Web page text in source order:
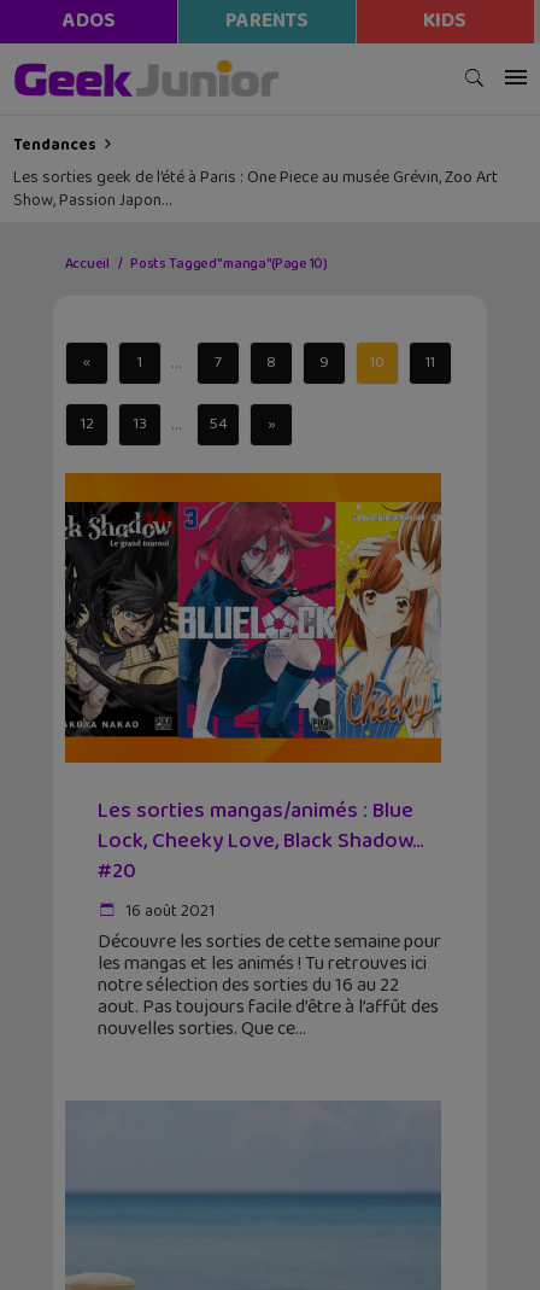
ADOS PARENTS KIDS
Tendances
Les sorties geek de l’été à Paris : One Piece au musée Grévin, Zoo Art
Show, Passion Japon…
Accueil Posts Tagged "manga"(Page 10)
« 1 ... 7 8 9 10 11
12 13 ... 54 »
Les sorties mangas/animés : Blue
Lock, Cheeky Love, Black Shadow…
#20
16 août 2021
Découvre les sorties de cette semaine pour
les mangas et les animés ! Tu retrouves ici
notre sélection des sorties du 16 au 22
aout. Pas toujours facile d’être à l’affût des
nouvelles sorties. Que ce